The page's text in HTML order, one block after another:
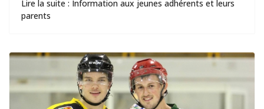
Lire la suite : Information aux jeunes adhérents et leurs
parents